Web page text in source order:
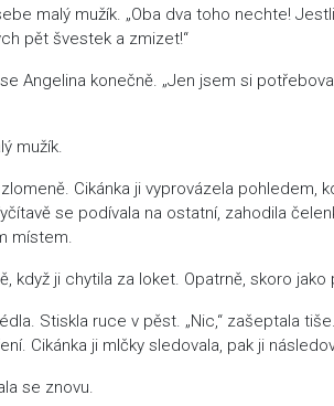
malý mužík. „Oba dva toho nechte!
pět švestek a zmizet!“
Angelina konečně. „Jen jsem si
mužík.
zlomeně. Cikánka ji vyprovázela pohledem,
se podívala na ostatní, zahodila
místem.
když ji chytila za loket. Opatrně, skoro jako
Stiskla ruce v pěst. „Nic,“ zašeptala
Cikánka ji mlčky sledovala, pak ji
se znovu.